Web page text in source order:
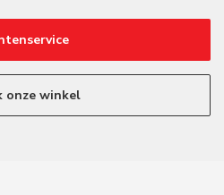
onze winkel